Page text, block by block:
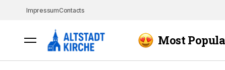
ImpressumContacts
Most